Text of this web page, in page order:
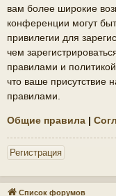
вам более широкие
конференции могут
привилегии для
чем
правилами и
что ваше присутствие
правилами.
Общие правила |
Регистрация
Список форумов